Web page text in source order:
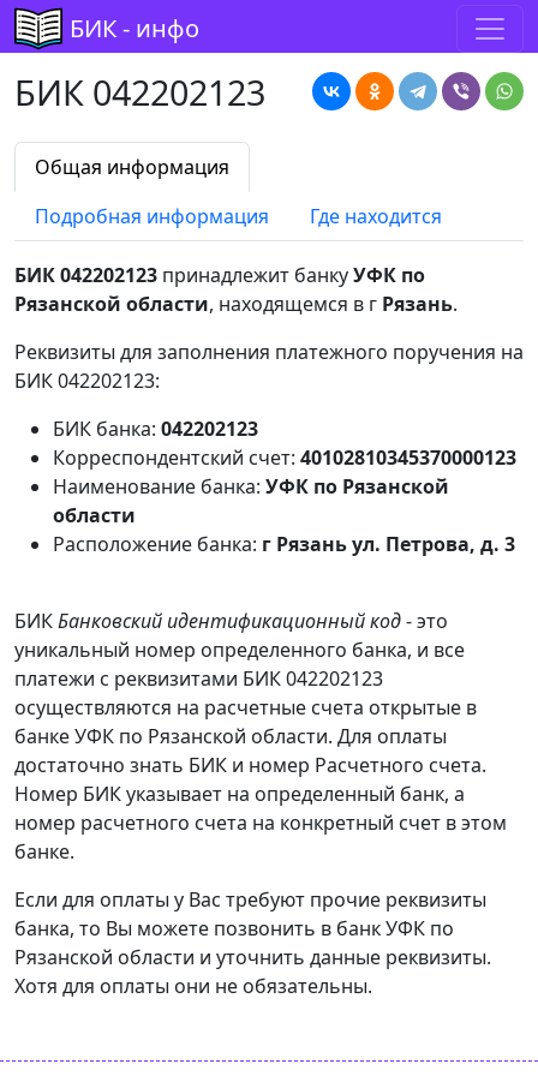
БИК - инфо
БИК 042202123
Общая информация
Подробная информация
Где находится
БИК 042202123 принадлежит банкуУФК по
Рязанской области, находящемся в г Рязань.
Реквизиты для заполнения платежного поручения на
БИК 042202123:
БИК банка: 042202123
Корреспондентский счет: 40102810345370000123
Наименование банка: УФК по Рязанской
области
Расположение банка: г Рязань ул. Петрова, д. 3
БИКБанковский идентификационный код- это
уникальный номер определенного банка, и все
платежи с реквизитами БИК 042202123
осуществляются на расчетные счета открытые в
банке УФК по Рязанской области. Для оплаты
достаточно знать БИК и номер Расчетного счета.
Номер БИК указывает на определенный банк, а
номер расчетного счета на конкретный счет в этом
банке.
Если для оплаты у Вас требуют прочие реквизиты
банка, то Вы можете позвонить в банк УФК по
Рязанской области и уточнить данные реквизиты.
Хотя для оплаты они не обязательны.